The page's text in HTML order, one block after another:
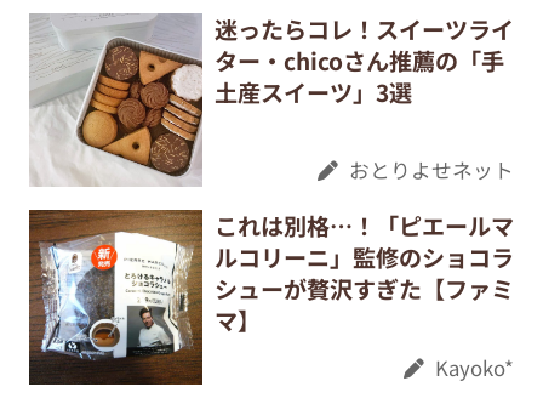
迷ったらコレ！スイーツライ
ター・chicoさん推薦の「手
土産スイーツ」3選
おとりよせネット
これは別格…！「ピエールマ
ルコリーニ」監修のショコラ
シューが贅沢すぎた【ファミ
マ】
Kayoko*